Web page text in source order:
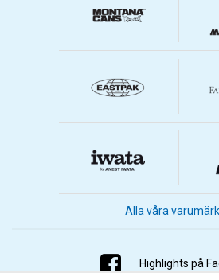
Alla våra
Highlights på